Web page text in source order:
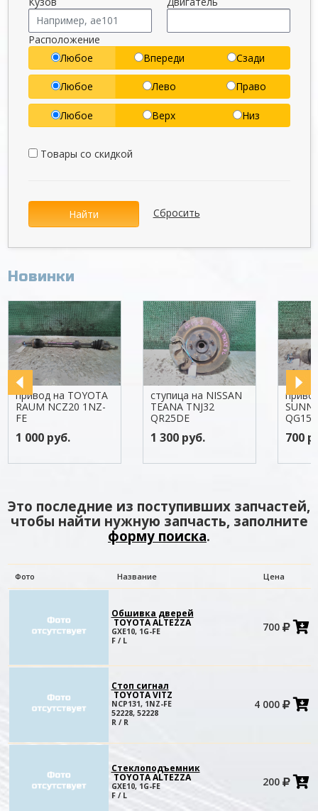
Расположение
Любое
Впереди Сзади
Любое Лево Право
Любое Верх Низ
Товары со скидкой
Найти Сбросить
Новинки
привод на TOYOTA
RAUM NCZ20 1NZ-
FE
1 000 руб.
ступица на NISSAN
TEANA TNJ32
QR25DE
1 300 руб. 700
Это последние из поступивших запчастей,
чтобы найти нужную запчасть, заполните
форму поиска.
Фото Название Цена
Обшивка дверей
TOYOTA ALTEZZA
GXE10, 1G-FE
F / L
700
Стоп сигнал
TOYOTA VITZ
NCP131, 1NZ-FE
52228, 52228
R / R
4 000
Стеклоподъемник
TOYOTA ALTEZZA
GXE10, 1G-FE
F / L
200